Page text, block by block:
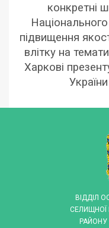
конкретні
підвищення
влітку на
Харкові
ВІДДІЛ
СЕЛИЩНОЇ
РАЙОНУ